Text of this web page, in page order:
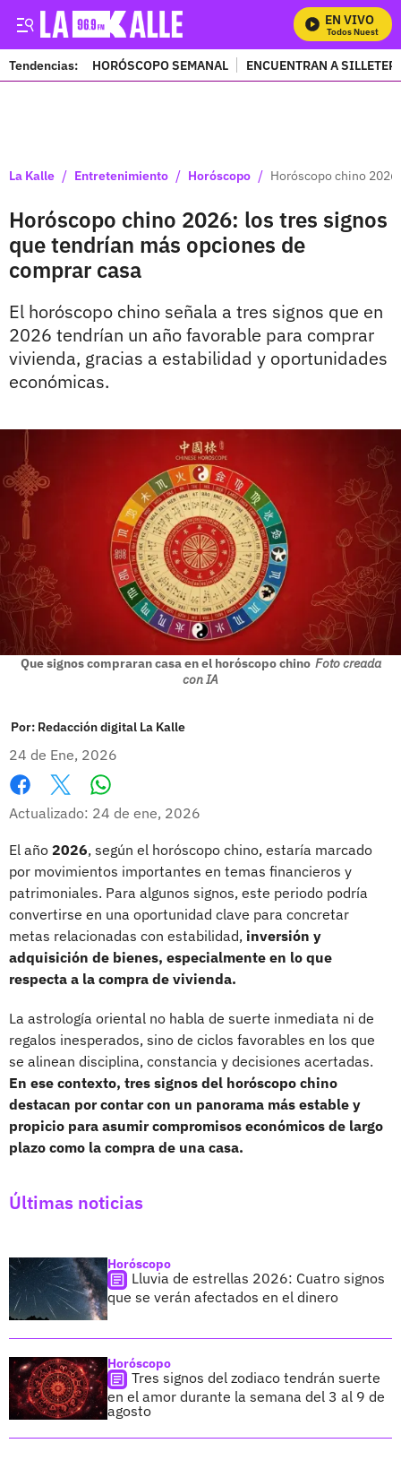
EN VIVO
Mira Todos Nuestros
Tendencias: HORÓSCOPO SEMANAL ENCUENTRAN A
La Kalle / Entretenimiento / Horóscopo / Horóscopo chino
Horóscopo chino 2026: los tres signos
que tendrían más opciones de
comprar casa
El horóscopo chino señala a tres signos que en
2026 tendrían un año favorable para comprar
vivienda, gracias a estabilidad y oportunidades
económicas.
Que signos compraran casa en el horóscopo chino Foto creada
con IA
Por: Redacción digital La Kalle
24 de Ene, 2026
Facebook
X
Actualizado: 24 de ene, 2026
El año 2026, según el horóscopo chino, estaría marcado
por movimientos importantes en temas financieros y
patrimoniales. Para algunos signos, este periodo podría
convertirse en una oportunidad clave para concretar
metas relacionadas con estabilidad, inversión y
adquisición de bienes, especialmente en lo que
respecta a la compra de vivienda.
La astrología oriental no habla de suerte inmediata ni de
regalos inesperados, sino de ciclos favorables en los que
se alinean disciplina, constancia y decisiones acertadas.
En ese contexto, tres signos del horóscopo chino
destacan por contar con un panorama más estable y
propicio para asumir compromisos económicos de largo
plazo como la compra de una casa.
Últimas noticias
Horóscopo
Lluvia de estrellas 2026: Cuatro signos
que se verán afectados en el dinero
Horóscopo
Tres signos del zodiaco tendrán suerte
en el amor durante la semana del 3 al 9 de
agosto